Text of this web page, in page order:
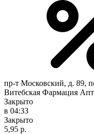
пр-т Московский, д. 89,
Витебская Фармация
Закрыто
в 04:33
Закрыто
5,95 р.